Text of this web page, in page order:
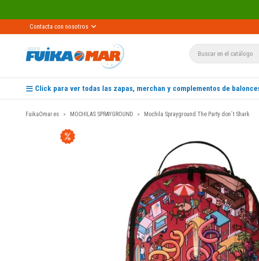
Recíbelo
Contacta con nosotros
Click para ver todas las zapas, merchan y complementos de
FuikaOmar.es MOCHILAS SPRAYGROUND Mochila Sprayground The Party don´t Shark